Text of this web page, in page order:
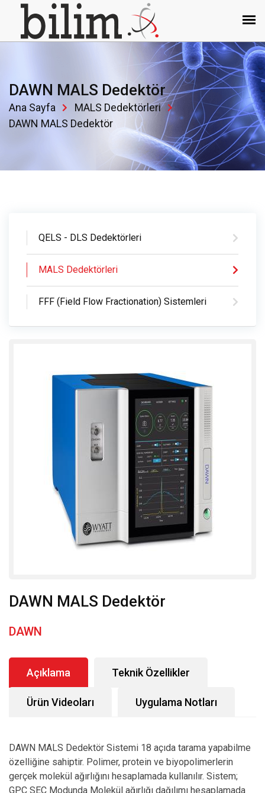
DAWN MALS Dedektör
Ana Sayfa
MALS Dedektörleri
DAWN MALS Dedektör
QELS - DLS Dedektörleri
MALS Dedektörleri
FFF (Field Flow Fractionation) Sistemleri
DAWN MALS Dedektör
DAWN
Açıklama Teknik Özellikler
Ürün Videoları Uygulama Notları
DAWN MALS Dedektör Sistemi 18 açıda tarama yapabilme
özelliğine sahiptir. Polimer, protein ve biyopolimerlerin
gerçek molekül ağırlığını hesaplamada kullanılır. Sistem;
GPC SEC Modunda Molekül ağırlığı dağılımı hesaplamada